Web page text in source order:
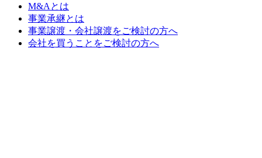
M&Aとは
事業承継とは
事業譲渡・会社譲渡をご検討の方へ
会社を買うことをご検討の方へ